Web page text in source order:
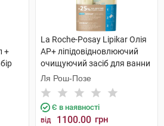
+
La Roche-Posay Lipikar Олія
AP+ ліпідовідновлюючий
очищуючий засіб для ванни
та душу 400 мл + рефіл 400
мл 1 набір
Ля Рош-Позе
Є в наявності
від 1100.00 грн